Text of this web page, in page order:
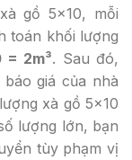
gồ 5×10, mỗi
toán khối lượng
2m³. Sau đó,
giá của nhà
xà gồ 5×10
lượng lớn, bạn
tùy phạm vị